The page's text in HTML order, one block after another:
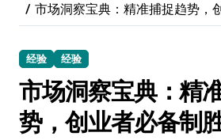
市场洞察宝典：精准捕捉趋势，
经验 经验
市场洞察宝典：精
势，创业者必备制